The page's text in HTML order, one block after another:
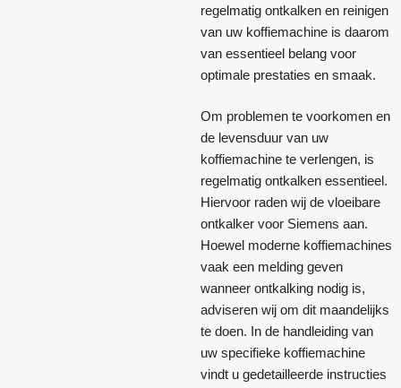
regelmatig ontkalken en reinigen
van uw koffiemachine is daarom
van essentieel belang voor
optimale prestaties en smaak.
Om problemen te voorkomen en
de levensduur van uw
koffiemachine te verlengen, is
regelmatig ontkalken essentieel.
Hiervoor raden wij de vloeibare
ontkalker voor Siemens aan.
Hoewel moderne koffiemachines
vaak een melding geven
wanneer ontkalking nodig is,
adviseren wij om dit maandelijks
te doen. In de handleiding van
uw specifieke koffiemachine
vindt u gedetailleerde instructies